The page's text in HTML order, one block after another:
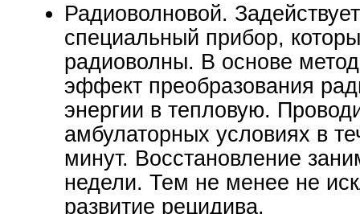
Радиоволновой.
специальный прибор,
радиоволны. В основе
эффект преобразования
энергии в тепловую.
амбулаторных условиях в
минут. Восстановление
недели. Тем не менее не
развитие рецидива.